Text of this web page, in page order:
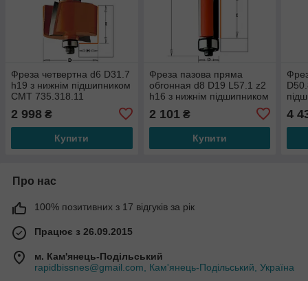
Фреза четвертна d6 D31.7
h19 з нижнім підшипником
СМТ 735.318.11
2 998 ₴
Купити
Фреза пазова пряма
обгонная d8 D19 L57.1 z2
h16 з нижнім підшипником
2 101₴
Купити
4
Про нас
100% позитивних з 17 відгуків за рік
Працює з 26.09.2015
м. Кам'янець-Подільський
rapidbissnes@gmail.com, Кам'янець-Подільський, Україна